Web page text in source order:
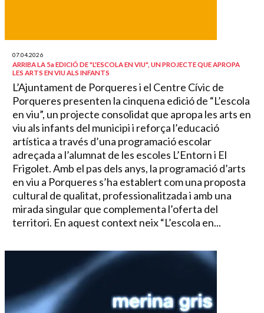
07.04.2026
ARRIBA LA 5a EDICIÓ DE "L'ESCOLA EN VIU", UN PROJECTE QUE APROPA
LES ARTS EN VIU ALS INFANTS
L’Ajuntament de Porqueres i el Centre Cívic de
Porqueres presenten la cinquena edició de “L’escola
en viu”, un projecte consolidat que apropa les arts en
viu als infants del municipi i reforça l’educació
artística a través d’una programació escolar
adreçada a l’alumnat de les escoles L’Entorn i El
Frigolet. Amb el pas dels anys, la programació d’arts
en viu a Porqueres s’ha establert com una proposta
cultural de qualitat, professionalitzada i amb una
mirada singular que complementa l’oferta del
territori. En aquest context neix “L’escola en...